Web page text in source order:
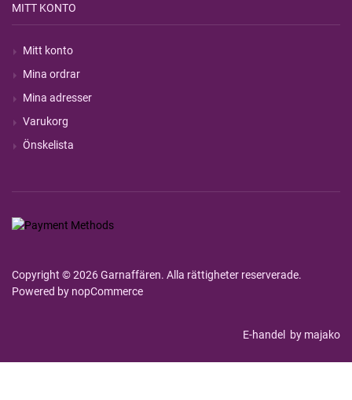
MITT KONTO
Mitt konto
Mina ordrar
Mina adresser
Varukorg
Önskelista
Copyright © 2026 Garnaffären. Alla rättigheter reserverade.
Powered by nopCommerce
E-handel by majako